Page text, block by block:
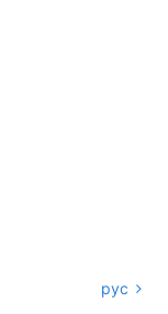
рус